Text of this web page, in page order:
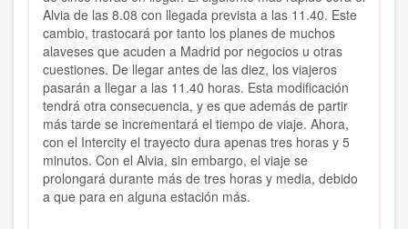
Alvia de las 8.08 con llegada prevista a las 11.40. Este
cambio, trastocará por tanto los planes de muchos
alaveses que acuden a Madrid por negocios u otras
cuestiones. De llegar antes de las diez, los viajeros
pasarán a llegar a las 11.40 horas. Esta modificación
tendrá otra consecuencia, y es que además de partir
más tarde se incrementará el tiempo de viaje. Ahora,
con el Intercity el trayecto dura apenas tres horas y 5
minutos. Con el Alvia, sin embargo, el viaje se
prolongará durante más de tres horas y media, debido
a que para en alguna estación más.